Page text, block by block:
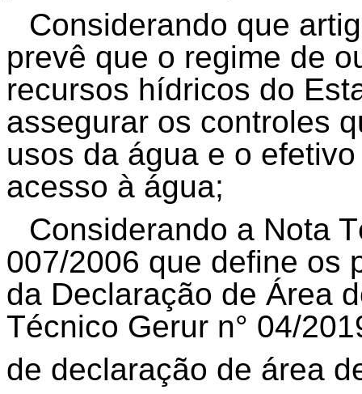
Considerando que
prevê que o regime de
recursos hídricos do
assegurar os controles
usos da água e o
acesso à água;
Considerando a Nota
007/2006 que define os
da Declaração de Área
Técnico Gerur n° 04/
de declaração de área